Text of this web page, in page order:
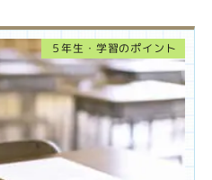
５年生・学習のポイント